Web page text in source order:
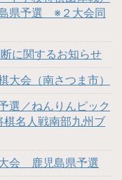
県予選 ※２大会同
に関するお知らせ
大会（南さつま市）
選／ねんりんピック
名人戦南部九州ブ
大会 鹿児島県予選